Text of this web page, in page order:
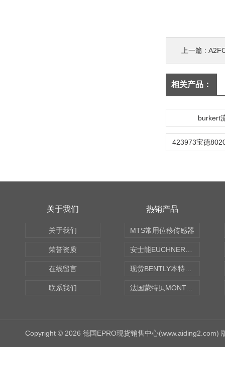
上一篇 :
相关产品：
burkert
关于我们
关于我们
荣誉资质
在线留言
联系我们
热销产品
MTS常用位移传感器
法国蒙特贝MONTABERT打壳机凿岩机Z92
Copyright © 2026 德国EPRO现货销售中心(www.aiding2.com)